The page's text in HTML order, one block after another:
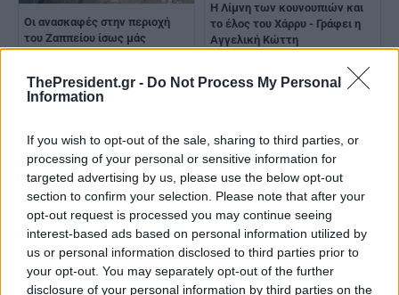
ThePresident.gr - Do Not Process My Personal
Information
If you wish to opt-out of the sale, sharing to third parties, or
processing of your personal or sensitive information for
targeted advertising by us, please use the below opt-out
section to confirm your selection. Please note that after your
opt-out request is processed you may continue seeing
interest-based ads based on personal information utilized by
us or personal information disclosed to third parties prior to
your opt-out. You may separately opt-out of the further
disclosure of your personal information by third parties on the
Οι ανασκαφές στην περιοχή
του Ζαππείου ίσως μάς
επιφυλάσσουν μεγάλες
Η Λίμνη των κουνουπιών και
το έλος του Χάρρυ - Γράφει η
Αγγελική Κώττη
Λ.Μενδώνη: Μετατρέπουμε
τον μνημειακό πλούτο της
Σπάρτης σε ισχυρό μοχλό
Λ.Μενδώνη: Αναδεικνύουμε
την ιστορία της Ολυμπίας,
επενδύουμε στο μέλλον της